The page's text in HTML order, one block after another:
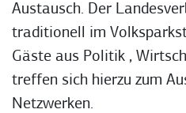
Austausch. Der
traditionell im
Gäste aus Politik ,
treffen sich hierzu zum
Netzwerken.